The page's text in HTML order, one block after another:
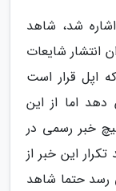
شد، شاهد
انتشار شایعات
اپل قرار است
دهد اما از این
خبر رسمی در
این خبر از
رسد حتما شاهد